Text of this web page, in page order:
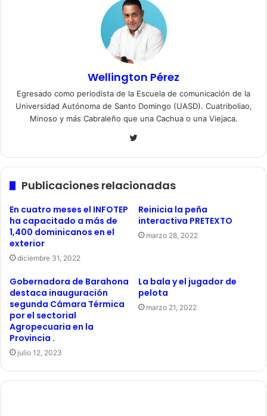
Wellington Pérez
Egresado como periodista de la Escuela de comunicación de la
Universidad Autónoma de Santo Domingo (UASD). Cuatriboliao,
Minoso y más Cabraleño que una Cachua o una Viejaca.
Twitter
Publicaciones relacionadas
En cuatro meses el INFOTEP
ha capacitado a más de
1,400 dominicanos en el
exterior
diciembre 31, 2022
Reinicia la peña
interactiva PRETEXTO
marzo 28, 2022
Gobernadora de Barahona
destaca inauguración
segunda Cámara Térmica
por el sectorial
Agropecuaria en la
Provincia .
julio 12, 2023
La bala y el jugador de
pelota
marzo 21, 2022